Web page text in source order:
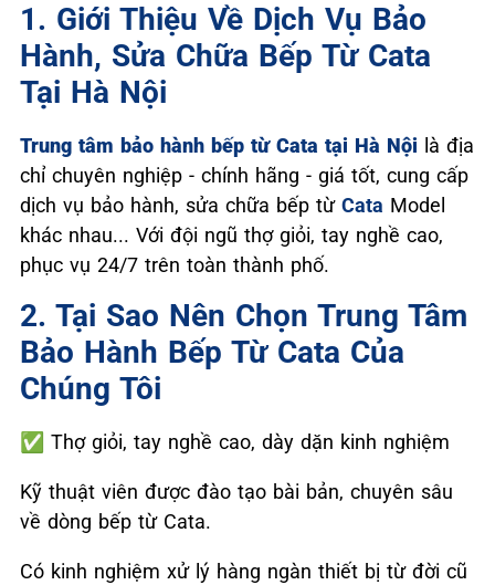
1. Giới Thiệu Về Dịch Vụ Bảo
Hành, Sửa Chữa Bếp Từ Cata
Tại Hà Nội
Trung tâm bảo hành bếp từ Cata tại Hà Nội là địa
chỉ chuyên nghiệp - chính hãng - giá tốt, cung cấp
dịch vụ bảo hành, sửa chữa bếp từ Cata Model
khác nhau... Với đội ngũ thợ giỏi, tay nghề cao,
phục vụ 24/7 trên toàn thành phố.
2. Tại Sao Nên Chọn Trung Tâm
Bảo Hành Bếp Từ Cata Của
Chúng Tôi
✅ Thợ giỏi, tay nghề cao, dày dặn kinh nghiệm
Kỹ thuật viên được đào tạo bài bản, chuyên sâu
về dòng bếp từ Cata.
Có kinh nghiệm xử lý hàng ngàn thiết bị từ đời cũ